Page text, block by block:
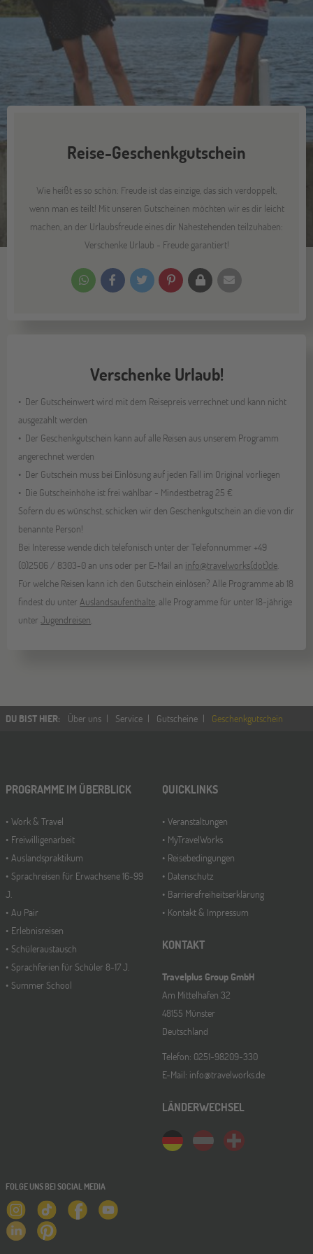
Reise-Geschenkgutschein
Wie heißt es so schön: Freude ist das einzige, das sich verdoppelt,
wenn man es teilt! Mit unseren Gutscheinen möchten wir es dir leicht
machen, an der Urlaubsfreude eines dir Nahestehenden teilzuhaben:
Verschenke Urlaub - Freude garantiert!
Verschenke Urlaub!
Der Gutscheinwert wird mit dem Reisepreis verrechnet und kann nicht
ausgezahlt werden
Der Geschenkgutschein kann auf alle Reisen aus unserem Programm
angerechnet werden
Der Gutschein muss bei Einlösung auf jeden Fall im Original vorliegen
Die Gutscheinhöhe ist frei wählbar - Mindestbetrag 25 €
Sofern du es wünschst, schicken wir den Geschenkgutschein an die von dir
benannte Person!
Bei Interesse wende dich telefonisch unter der Telefonnummer +49
(0)2506 / 8303-0 an uns oder per E-Mail an info@travelworks(dot)de
Für welche Reisen kann ich den Gutschein einlösen? Alle Programme ab 18
findest du unter Auslandsaufenthalte , alle Programme für unter 18-jährige
unterJugendreisen
DU BIST HIER: Über uns Service Gutscheine Geschenkgutschein
PROGRAMME IM ÜBERBLICK
Work & Travel
Freiwilligenarbeit
Auslandspraktikum
Sprachreisen für Erwachsene 16-99
J.
Au Pair
Erlebnisreisen
Schüleraustausch
Sprachferien für Schüler 8-17 J.
Summer School
QUICKLINKS
Veranstaltungen
MyTravelWorks
Reisebedingungen
Datenschutz
Barrierefreiheitserklärung
Kontakt & Impressum
KONTAKT
Travelplus Group GmbH
Am Mittelhafen 32
48155 Münster
Deutschland
Telefon: 0251-98209-330
E-Mail: info@travelworks.de
LÄNDERWECHSEL
FOLGE UNS BEI SOCIAL MEDIA